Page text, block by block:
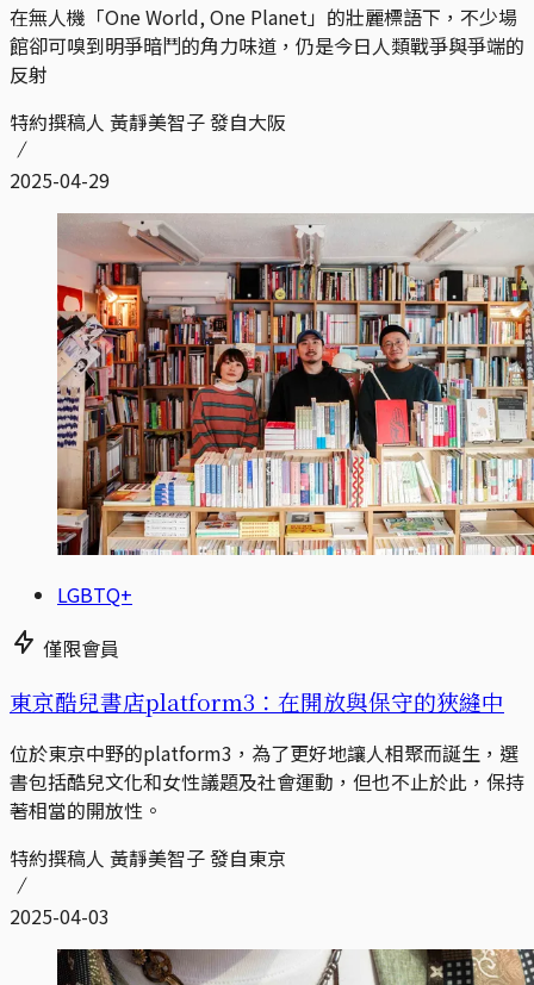
在無人機「One World, One Planet」的壯麗標語下，不少場
館卻可嗅到明爭暗鬥的角力味道，仍是今日人類戰爭與爭端的
反射
特約撰稿人 黃靜美智子 發自大阪
2025-04-29
LGBTQ+
僅限會員
東京酷兒書店platform3：在開放與保守的狹縫中
位於東京中野的platform3，為了更好地讓人相聚而誕生，選
書包括酷兒文化和女性議題及社會運動，但也不止於此，保持
著相當的開放性。
特約撰稿人 黃靜美智子 發自東京
2025-04-03